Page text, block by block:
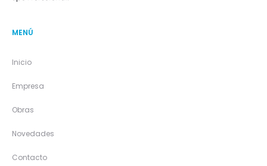
MENÚ
Inicio
Empresa
Obras
Novedades
Contacto